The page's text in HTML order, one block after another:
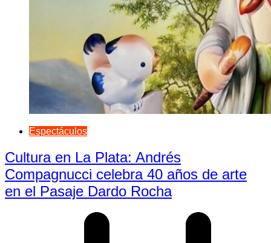
Espectáculos
Cultura en La Plata: Andrés
Compagnucci celebra 40 años de arte
en el Pasaje Dardo Rocha